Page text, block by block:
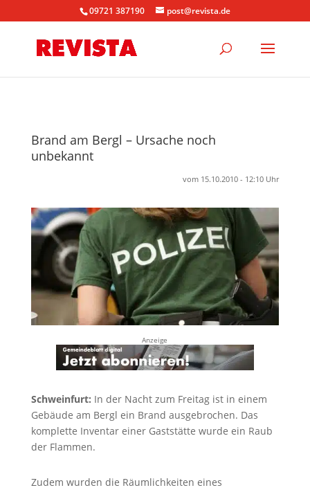
09721 387190 post@revista.de
Brand am Bergl – Ursache noch
unbekannt
vom 15.10.2010 - 12:10 Uhr
Anzeige
Schweinfurt: In der Nacht zum Freitag ist in einem
Gebäude am Bergl ein Brand ausgebrochen. Das
komplette Inventar einer Gaststätte wurde ein Raub
der Flammen.
Zudem wurden die Räumlichkeiten eines